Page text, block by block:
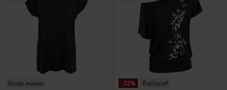
Grote maten -32%
Exclusief